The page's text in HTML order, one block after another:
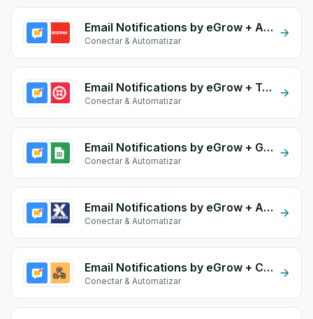
Email Notifications by eGrow + Aramex
Conectar & Automatizar
Email Notifications by eGrow + Twilio
Conectar & Automatizar
Email Notifications by eGrow + Google Sheets
Conectar & Automatizar
Email Notifications by eGrow + Ameex
Conectar & Automatizar
Email Notifications by eGrow + Custom Webhook
Conectar & Automatizar